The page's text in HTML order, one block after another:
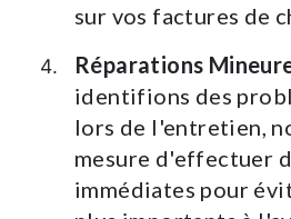
sur vos factures de
Réparations
identifions des
lors de l'entretien,
mesure d'effectuer
immédiates pour